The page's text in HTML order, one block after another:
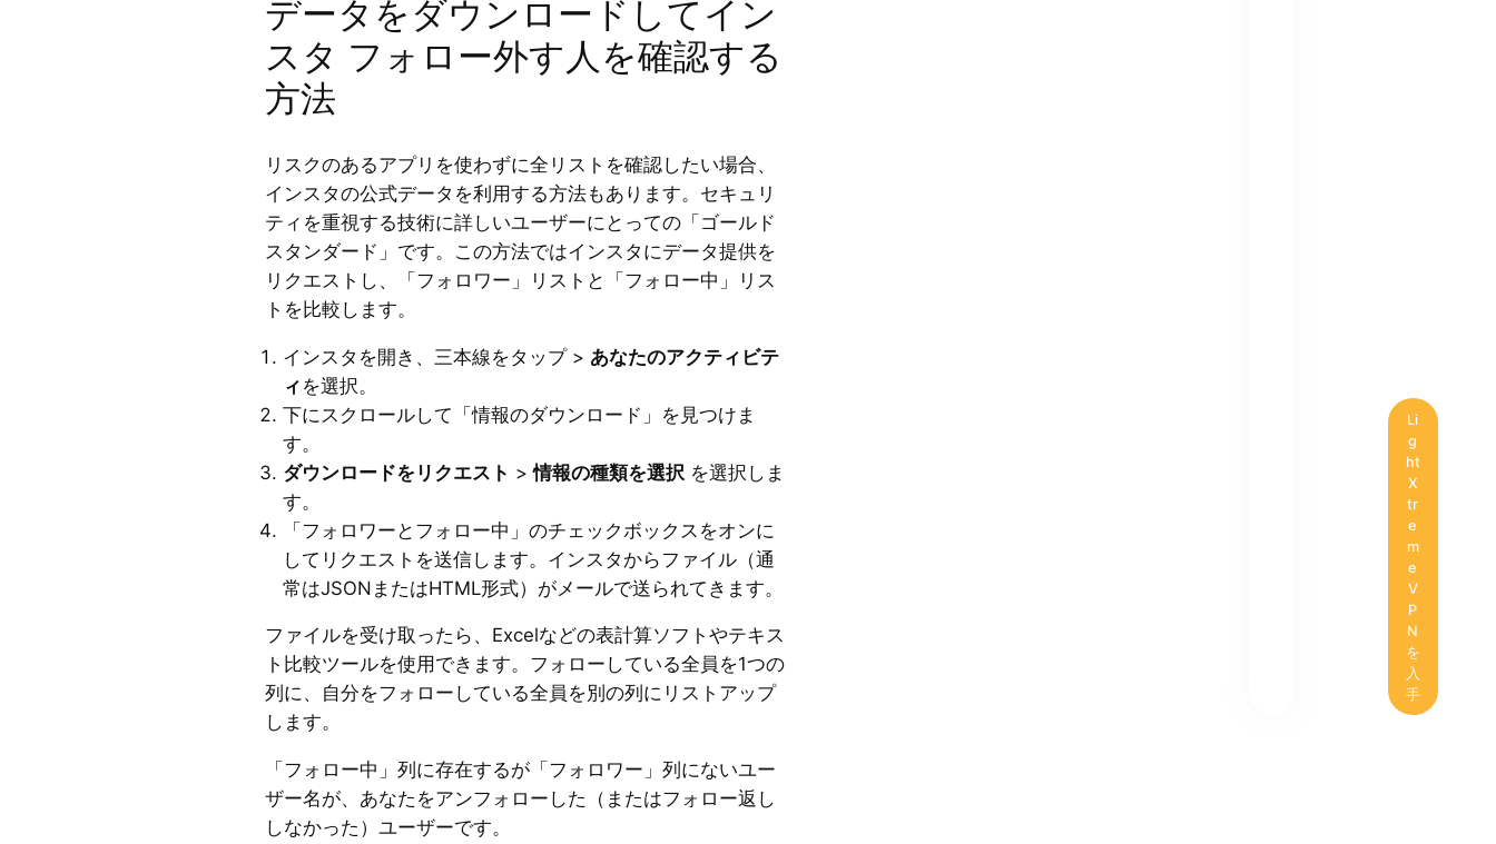
データをダウンロードしてイン
スタ フォロー外す人を確認する
方法
リスクのあるアプリを使わずに全リストを確認したい場合、
インスタの公式データを利用する方法もあります。セキュリ
ティを重視する技術に詳しいユーザーにとっての「ゴールド
スタンダード」です。この方法ではインスタにデータ提供を
リクエストし、「フォロワー」リストと「フォロー中」リス
トを比較します。
インスタを開き、三本線をタップ > あなたのアクティビテ
ィ を選択。
下にスクロールして「情報のダウンロード」を見つけま
す。
ダウンロードをリクエスト >情報の種類を選択 を選択しま
す。
「フォロワーとフォロー中」のチェックボックスをオンに
してリクエストを送信します。インスタからファイル（通
常はJSONまたはHTML形式）がメールで送られてきます。
ファイルを受け取ったら、Excelなどの表計算ソフトやテキス
ト比較ツールを使用できます。フォローしている全員を1つの
列に、自分をフォローしている全員を別の列にリストアップ
します。
「フォロー中」列に存在するが「フォロワー」列にないユー
ザー名が、あなたをアンフォローした（またはフォロー返し
しなかった）ユーザーです。
Li
g
ht
X
tr
e
m
e
V
P
N
を
入
手